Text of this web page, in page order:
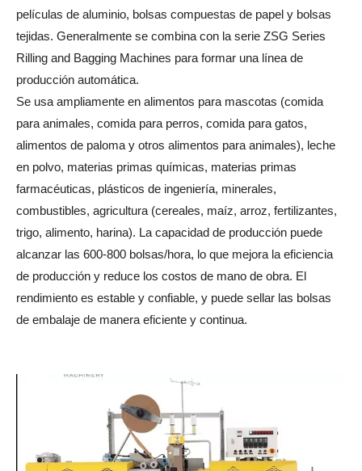
películas de aluminio, bolsas compuestas de papel y bolsas
tejidas. Generalmente se combina con la serie ZSG Series
Rilling and Bagging Machines para formar una línea de
producción automática.
Se usa ampliamente en alimentos para mascotas (comida
para animales, comida para perros, comida para gatos,
alimentos de paloma y otros alimentos para animales), leche
en polvo, materias primas químicas, materias primas
farmacéuticas, plásticos de ingeniería, minerales,
combustibles, agricultura (cereales, maíz, arroz, fertilizantes,
trigo, alimento, harina). La capacidad de producción puede
alcanzar las 600-800 bolsas/hora, lo que mejora la eficiencia
de producción y reduce los costos de mano de obra. El
rendimiento es estable y confiable, y puede sellar las bolsas
de embalaje de manera eficiente y continua.